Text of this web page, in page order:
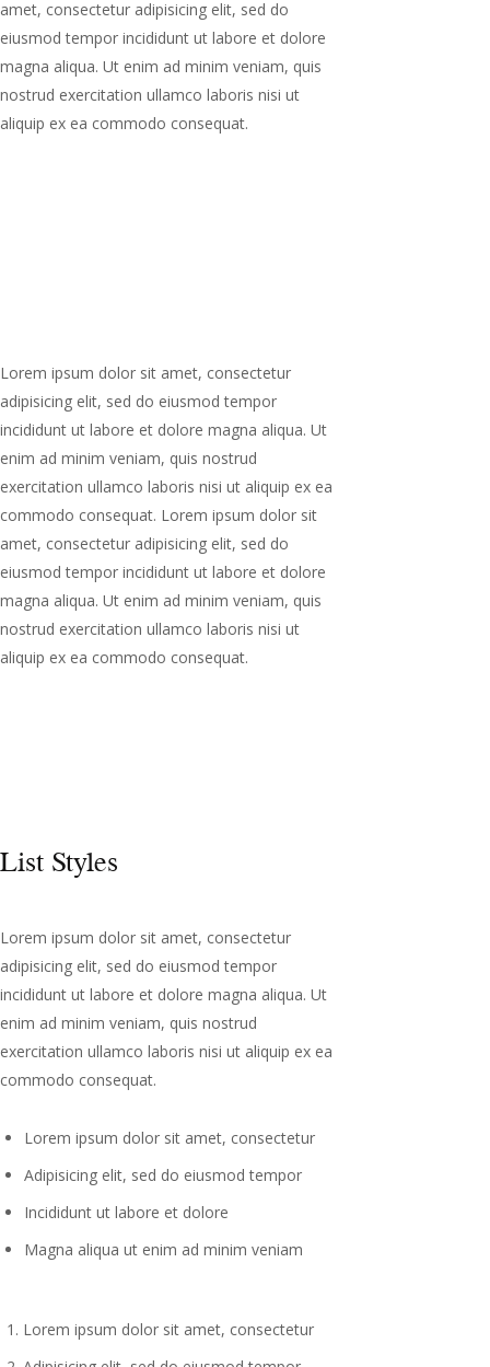
amet, consectetur adipisicing elit, sed do
eiusmod tempor incididunt ut labore et dolore
magna aliqua. Ut enim ad minim veniam, quis
nostrud exercitation ullamco laboris nisi ut
aliquip ex ea commodo consequat.
enim ad minim veniam, quis nostrud
Lorem ipsum dolor sit amet, consectetur
Adipisicing elit, sed do eiusmod tempor
Incididunt ut labore et dolore
Magna aliqua ut enim ad minim veniam
Lorem ipsum dolor sit amet, consectetur
Adipisicing elit, sed do eiusmod tempor
Incididunt ut labore et dolore